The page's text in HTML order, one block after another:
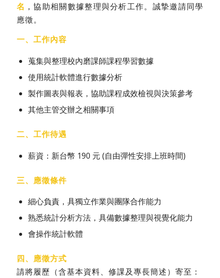
名 ，協助相關數據整理與分析工作。誠摯邀請同學
應徵。
一、工作內容
蒐集與整理校內磨課師課程學習數據
使用統計軟體進行數據分析
製作圖表與報表，協助課程成效檢視與決策參考
其他主管交辦之相關事項
二、工作待遇
薪資：新台幣 190 元 (自由彈性安排上班時間)
三、應徵條件
細心負責，具獨立作業與團隊合作能力
熟悉統計分析方法，具備數據整理與視覺化能力
會操作統計軟體
四、應徵方式
請將履歷（含基本資料、修課及專長簡述）寄至：